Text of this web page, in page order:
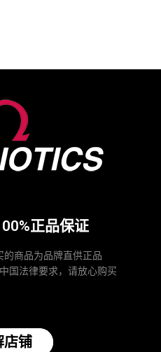
正品保证
商品为品牌直供正品
国法律要求，请放心购买
店铺